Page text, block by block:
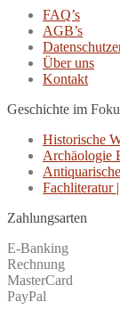
FAQ’s
AGB’s
Über uns
Kontakt
Geschichte im
Historische
Archäologie
Fachliteratur
Zahlungsarten
E-Banking
Rechnung
MasterCard
PayPal